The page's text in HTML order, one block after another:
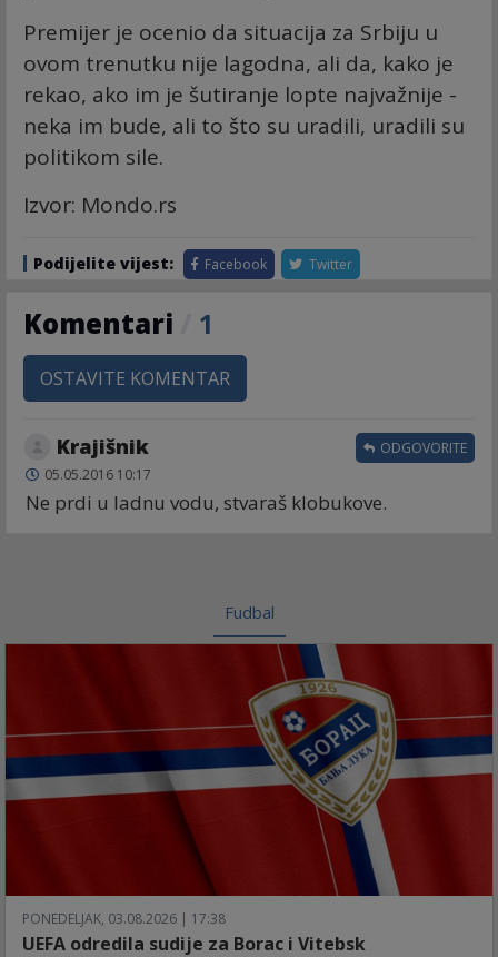
Premijer je ocenio da situacija za Srbiju u
ovom trenutku nije lagodna, ali da, kako je
rekao, ako im je šutiranje lopte najvažnije -
neka im bude, ali to što su uradili, uradili su
politikom sile.
Izvor: Mondo.rs
Podijelite vijest: Facebook Twitter
Komentari 1
OSTAVITE KOMENTAR
Krajišnik
05.05.2016 10:17
Ne prdi u ladnu vodu, stvaraš klobukove.
ODGOVORITE
Fudbal
PONEDELJAK, 03.08.2026 | 17:38
UEFA odredila sudije za Borac i Vitebsk